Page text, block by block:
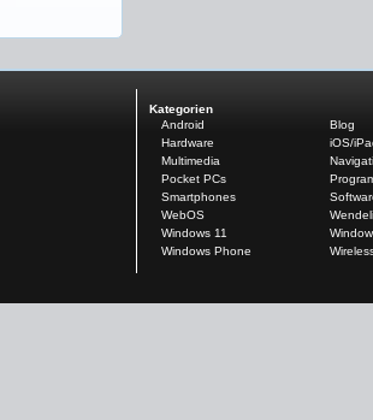
Kategorien
Android
Blog
Hardware
iOS/
Multimedia
Pocket PCs
Smartphones
WebOS
Windows 11
Windows Phone